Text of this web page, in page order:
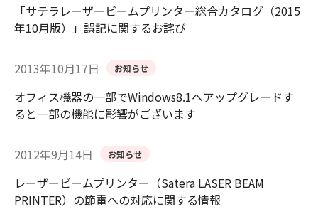
「サテラレーザービームプリンター総合カタログ（2015
年10月版）」誤記に関するお詫び
2013年10月17日 お知らせ
オフィス機器の一部でWindows8.1へアップグレードす
ると一部の機能に影響がございます
2012年9月14日 お知らせ
レーザービームプリンター（Satera LASER BEAM
PRINTER）の節電への対応に関する情報